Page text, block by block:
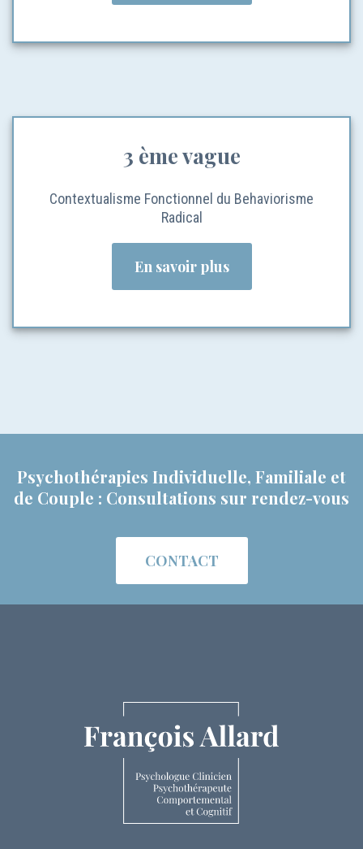
3 ème vague
Contextualisme Fonctionnel du Behaviorisme
Radical
En savoir plus
Psychothérapies Individuelle, Familiale et
de Couple : Consultations sur rendez-vous
CONTACT